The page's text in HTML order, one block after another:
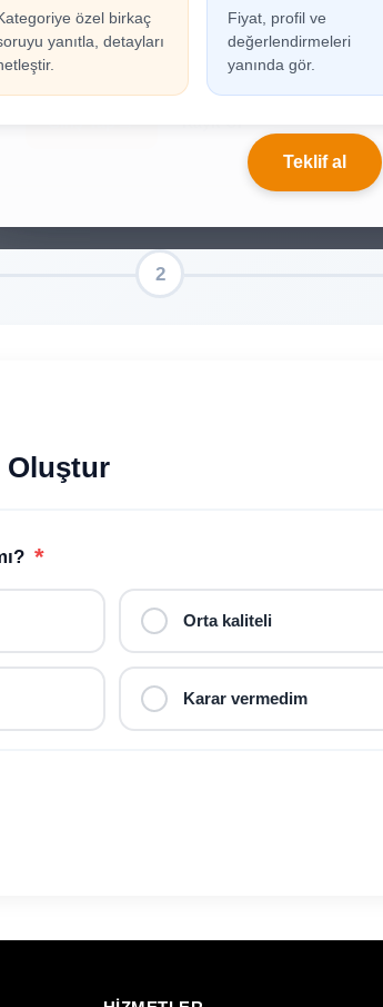
özel birkaç
yanıtla, detayları
Fiyat, profil ve
değerlendirmeleri
yanında gör.
Teklif al
İlan oluşturabilmek için giriş
Hesabınız yoksa birkaç adımda kolayca kayıt
Oluştur
*
Orta kaliteli
Karar vermedim